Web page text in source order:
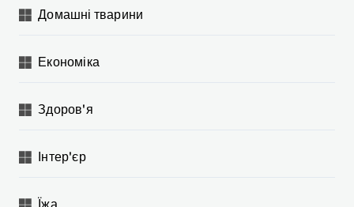
Домашні тварини
Економіка
Здоров'я
Інтер'єр